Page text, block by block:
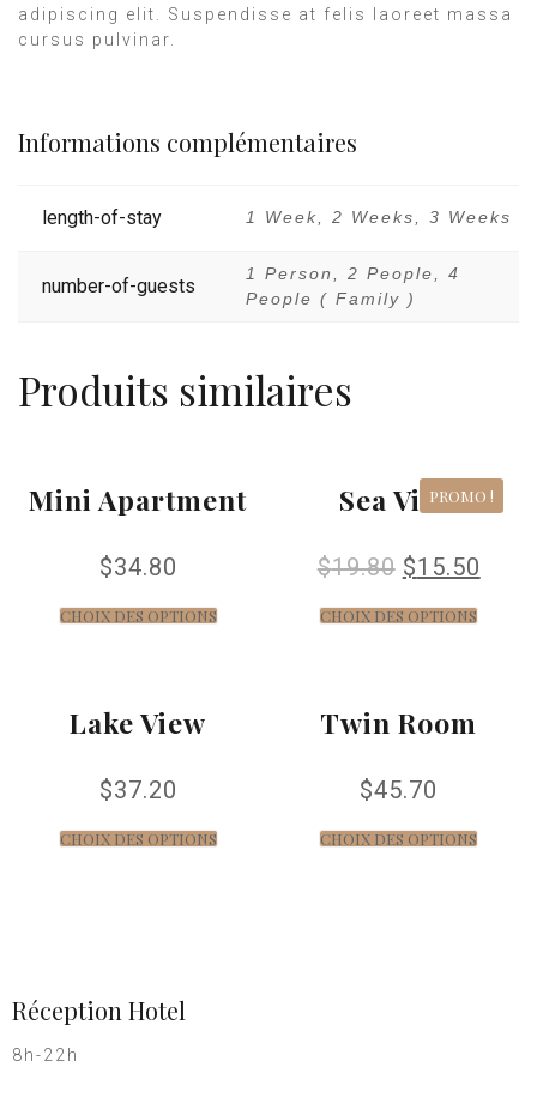
adipiscing elit. Suspendisse at felis laoreet massa
cursus pulvinar.
Informations complémentaires
length-of-stay 1 Week, 2 Weeks, 3 Weeks
number-of-guests
1 Person, 2 People, 4
People ( Family )
Produits similaires
Mini Apartment
$34.80
CHOIX DES OPTIONS
PROMO !
Sea View
$19.80 $15.50
CHOIX DES OPTIONS
Lake View
$37.20
CHOIX DES OPTIONS
Twin Room
$45.70
CHOIX DES OPTIONS
Réception Hotel
8h-22h